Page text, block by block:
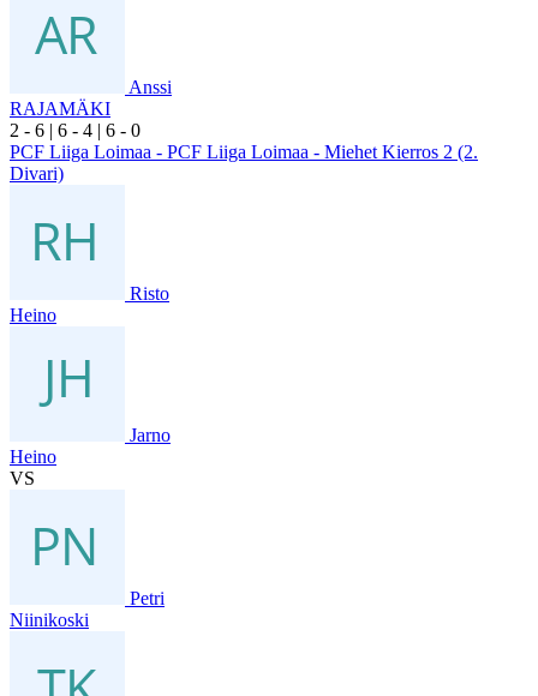
Anssi
RAJAMÄKI
2 - 6 | 6 - 4 | 6 - 0
PCF Liiga Loimaa - PCF Liiga Loimaa - Miehet Kierros 2 (2.
Divari)
Risto
Heino
Jarno
Heino
VS
Petri
Niinikoski